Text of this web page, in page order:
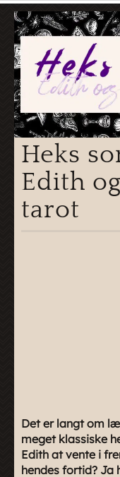
Heks
Edith
tarot
Det er langt om
meget klassiske
Edith at vente i
hendes fortid? Ja